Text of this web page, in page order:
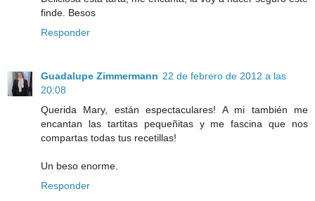
finde. Besos
Responder
Guadalupe Zimmermann 22 de febrero de 2012 a las
20:08
Querida Mary, están espectaculares! A mi también me
encantan las tartitas pequeñitas y me fascina que nos
compartas todas tus recetillas!
Un beso enorme.
Responder